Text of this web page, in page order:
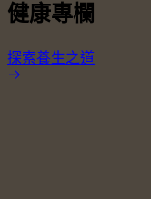
健康專欄
探索養生之道